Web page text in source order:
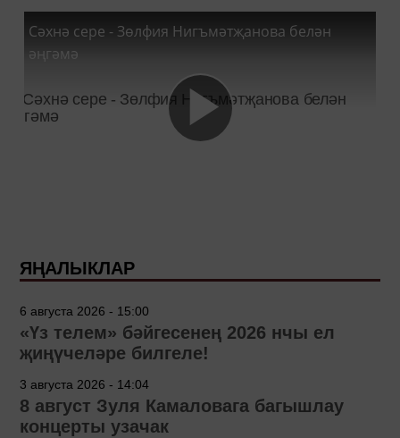
Сәхнә сере - Зөлфия Нигъмәтҗанова белән
әңгәмә
ЯҢАЛЫКЛАР
6 августа 2026 - 15:00
«Үз телем» бәйгесенең 2026 нчы ел
җиңүчеләре билгеле!
3 августа 2026 - 14:04
8 август Зуля Камаловага багышлау
концерты узачак